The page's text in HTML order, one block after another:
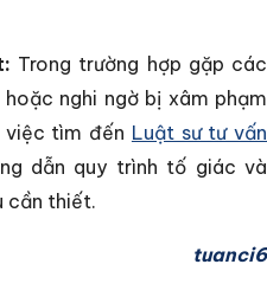
Trong trường hợp gặp các
nghi ngờ bị xâm phạm
việc tìm đến Luật sư tư vấn
dẫn quy trình tố giác và
cần thiết.
tuanci6